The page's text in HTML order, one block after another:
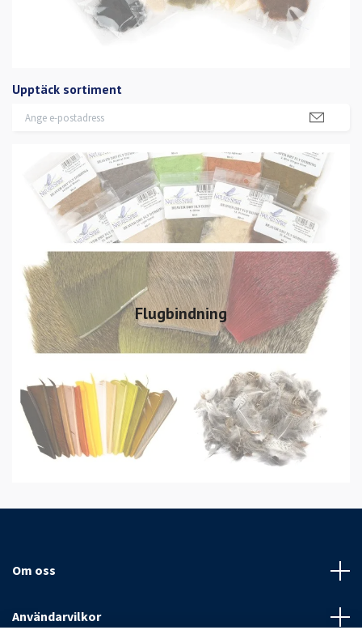
Upptäck sortiment
Flugbindning
Om oss
Användarvilkor